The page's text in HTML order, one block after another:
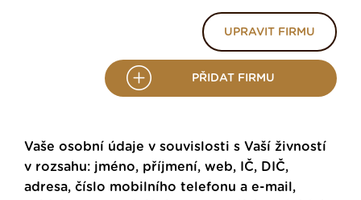
UPRAVIT FIRMU
PŘIDAT FIRMU
Vaše osobní údaje v souvislosti s Vaší živností
v rozsahu: jméno, příjmení, web, IČ, DIČ,
adresa, číslo mobilního telefonu a e-mail,